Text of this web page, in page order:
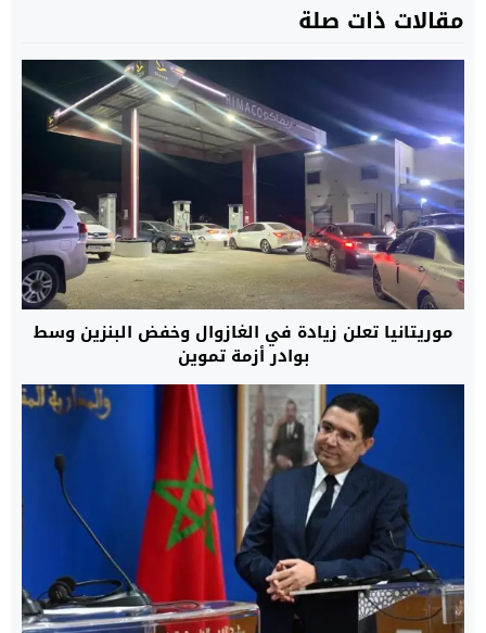
مقالات ذات صلة
موريتانيا تعلن زيادة في الغازوال وخفض البنزين وسط
بوادر أزمة تموين